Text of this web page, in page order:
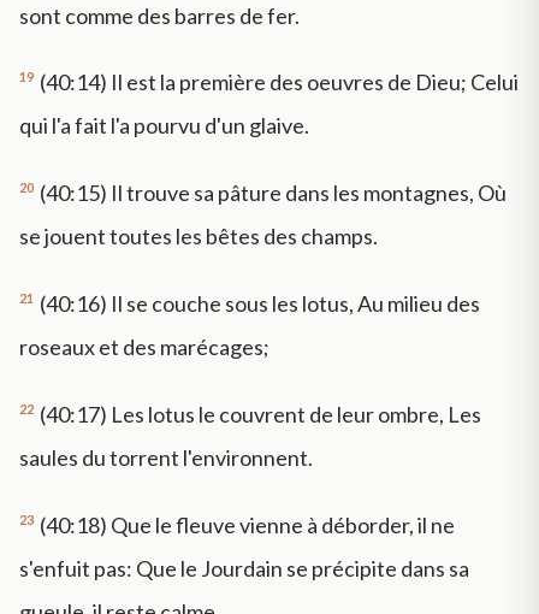
sont comme des barres de fer.
19 (40:14) Il est la première des oeuvres de Dieu; Celui
qui l'a fait l'a pourvu d'un glaive.
20 (40:15) Il trouve sa pâture dans les montagnes, Où
se jouent toutes les bêtes des champs.
21 (40:16) Il se couche sous les lotus, Au milieu des
roseaux et des marécages;
22 (40:17) Les lotus le couvrent de leur ombre, Les
saules du torrent l'environnent.
23 (40:18) Que le fleuve vienne à déborder, il ne
s'enfuit pas: Que le Jourdain se précipite dans sa